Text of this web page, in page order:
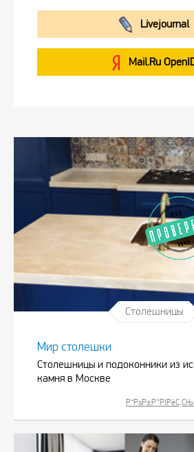
Livejournal
Mail.Ru
Столешницы
Мир столешки
Столешницы и подоконники из
камня в Москве